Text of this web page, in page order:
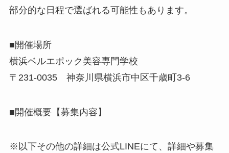
部分的な日程で選ばれる可能性もあります。
■開催場所
横浜ベルエポック美容専門学校
〒231-0035 神奈川県横浜市中区千歳町3-6
■開催概要【募集内容】
※以下その他の詳細は公式LINEにて、詳細や募集